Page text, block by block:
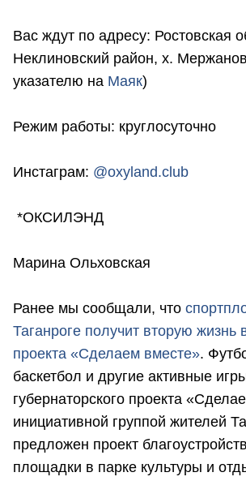
Вас ждут по адресу: Ростовская
Неклиновский район, х.
указателю на Маяк)
Режим работы: круглосуточно
Инстаграм: @oxyland.club
*ОКСИЛЭНД
Марина Ольховская
Ранее мы сообщали, что с
Таганроге получит вторую жизнь
проекта «Сделаем вместе».
баскетбол и другие активные
губернаторского проекта
инициативной группой жителей
предложен проект
площадки в парке культуры и